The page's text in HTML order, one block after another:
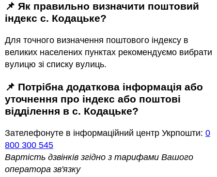
📌 Як правильно визначити поштовий
індекс с. Кодацьке?
Для точного визначення поштового індексу в
великих населених пунктах рекомендуємо вибрати
вулицю зі списку вулиць.
📌 Потрібна додаткова інформація або
уточнення про індекс або поштові
відділення в с. Кодацьке?
Зателефонуте в інформаційний центр Укрпошти: 0
800 300 545
Вартість дзвінків згідно з тарифами Вашого
оператора зв'язку